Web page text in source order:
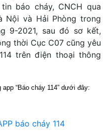
báo cháy, CNCH qua
Nội và Hải Phòng trong
9-2021, sau đó sơ kết,
thời Cục C07 cũng yêu
trên điện thoại thông
“Báo cháy 114” dưới đây:
báo cháy 114